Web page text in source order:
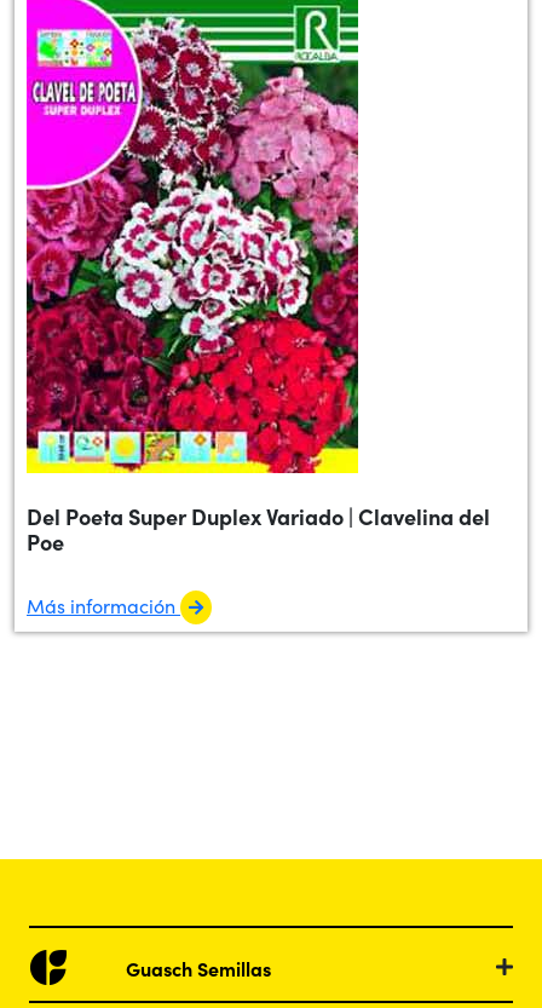
Del Poeta Super Duplex Variado | Clavelina del
Poe
Más información
Guasch Semillas